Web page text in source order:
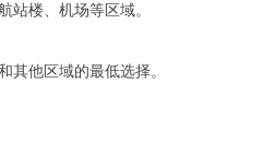
站楼、机场等区域。
其他区域的最低选择。